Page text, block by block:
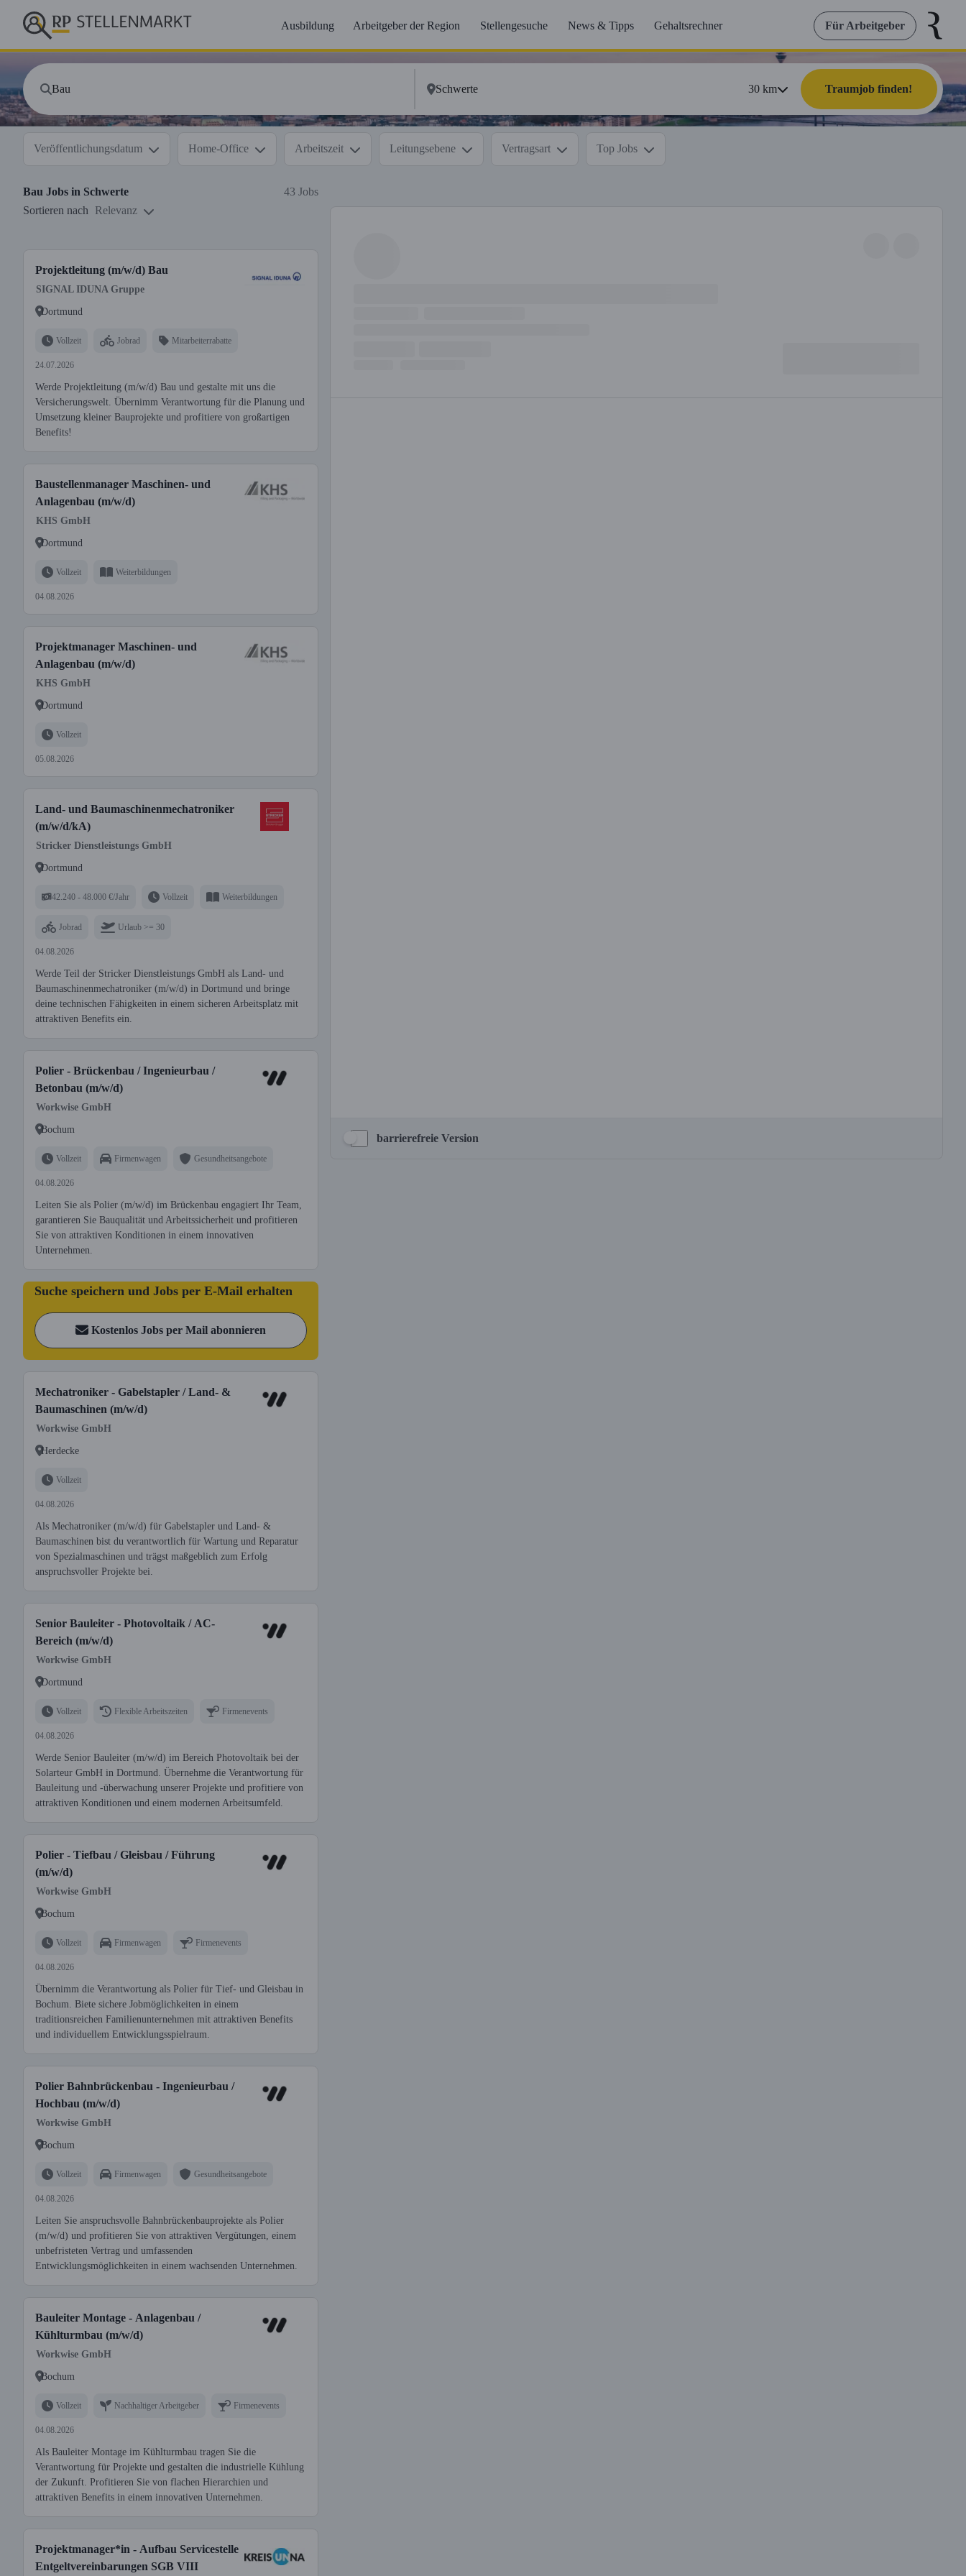
Ausbildung Arbeitgeber der Region Stellengesuche News & Tipps Gehaltsrechner Für Arbeitgeber
30km Traumjob finden!
Veröffentlichungsdatum Home-Office Arbeitszeit Leitungsebene Vertragsart Top Jobs
Bau Jobs in Schwerte
43 Jobs
Sortieren nach
Relevanz
Projektleitung (m/w/d) Bau
SIGNAL IDUNA Gruppe
Dortmund
Vollzeit Jobrad Mitarbeiterrabatte
24.07.2026
Werde Projektleitung (m/w/d) Bau und gestalte mit uns die
Versicherungswelt. Übernimm Verantwortung für die Planung und
Umsetzung kleiner Bauprojekte und profitiere von großartigen
Benefits!
Baustellenmanager Maschinen- und
Anlagenbau (m/w/d)
KHS GmbH
Dortmund
Vollzeit Weiterbildungen
04.08.2026
Projektmanager Maschinen- und
Anlagenbau (m/w/d)
KHS GmbH
Dortmund
Vollzeit
05.08.2026
Land- und Baumaschinenmechatroniker
(m/w/d/kA)
Stricker Dienstleistungs GmbH
Dortmund
42.240 - 48.000 €/Jahr Vollzeit Weiterbildungen
Jobrad Urlaub >= 30
04.08.2026
Werde Teil der Stricker Dienstleistungs GmbH als Land- und
Baumaschinenmechatroniker (m/w/d) in Dortmund und bringe
deine technischen Fähigkeiten in einem sicheren Arbeitsplatz mit
attraktiven Benefits ein.
Polier - Brückenbau / Ingenieurbau /
Betonbau (m/w/d)
Workwise GmbH
Bochum
Vollzeit Firmenwagen Gesundheitsangebote
04.08.2026
Leiten Sie als Polier (m/w/d) im Brückenbau engagiert Ihr Team,
garantieren Sie Bauqualität und Arbeitssicherheit und profitieren
Sie von attraktiven Konditionen in einem innovativen
Unternehmen.
Suche speichern und Jobs per E-Mail erhalten
Kostenlos Jobs per Mail abonnieren
Mechatroniker - Gabelstapler / Land- &
Baumaschinen (m/w/d)
Workwise GmbH
Herdecke
Vollzeit
04.08.2026
Als Mechatroniker (m/w/d) für Gabelstapler und Land- &
Baumaschinen bist du verantwortlich für Wartung und Reparatur
von Spezialmaschinen und trägst maßgeblich zum Erfolg
anspruchsvoller Projekte bei.
Senior Bauleiter - Photovoltaik / AC-
Bereich (m/w/d)
Workwise GmbH
Dortmund
Vollzeit Flexible Arbeitszeiten Firmenevents
04.08.2026
Werde Senior Bauleiter (m/w/d) im Bereich Photovoltaik bei der
Solarteur GmbH in Dortmund. Übernehme die Verantwortung für
Bauleitung und -überwachung unserer Projekte und profitiere von
attraktiven Konditionen und einem modernen Arbeitsumfeld.
Polier - Tiefbau / Gleisbau / Führung
(m/w/d)
Workwise GmbH
Bochum
Vollzeit Firmenwagen Firmenevents
04.08.2026
Übernimm die Verantwortung als Polier für Tief- und Gleisbau in
Bochum. Biete sichere Jobmöglichkeiten in einem
traditionsreichen Familienunternehmen mit attraktiven Benefits
und individuellem Entwicklungsspielraum.
Polier Bahnbrückenbau - Ingenieurbau /
Hochbau (m/w/d)
Workwise GmbH
Bochum
Vollzeit Firmenwagen Gesundheitsangebote
04.08.2026
Leiten Sie anspruchsvolle Bahnbrückenbauprojekte als Polier
(m/w/d) und profitieren Sie von attraktiven Vergütungen, einem
unbefristeten Vertrag und umfassenden
Entwicklungsmöglichkeiten in einem wachsenden Unternehmen.
Bauleiter Montage - Anlagenbau /
Kühlturmbau (m/w/d)
Workwise GmbH
Bochum
Vollzeit Nachhaltiger Arbeitgeber Firmenevents
04.08.2026
Als Bauleiter Montage im Kühlturmbau tragen Sie die
Verantwortung für Projekte und gestalten die industrielle Kühlung
der Zukunft. Profitieren Sie von flachen Hierarchien und
attraktiven Benefits in einem innovativen Unternehmen.
Projektmanager*in - Aufbau Servicestelle
Entgeltvereinbarungen SGB VIII
barrierefreie Version